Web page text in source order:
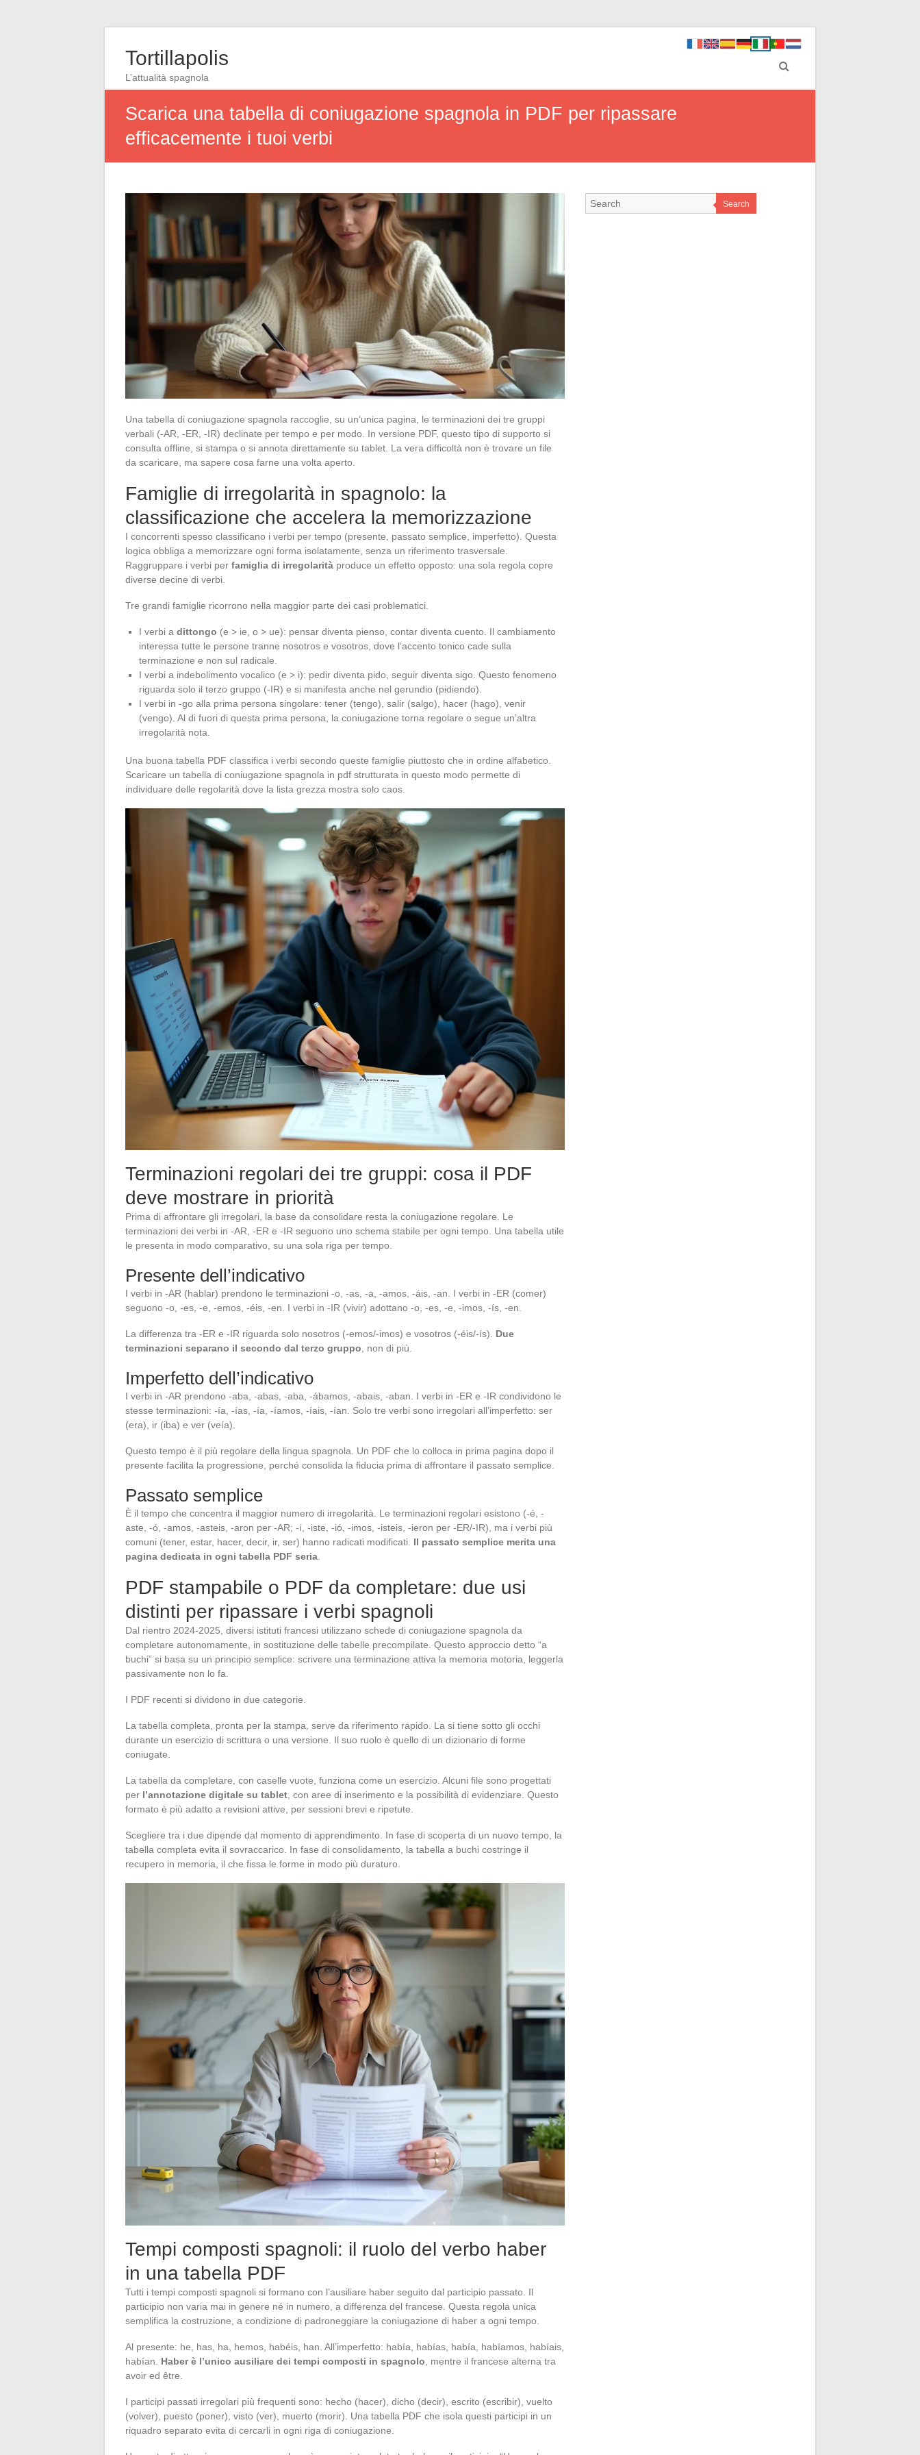
Tortillapolis
L’attualità spagnola
Scarica una tabella di coniugazione spagnola in PDF per ripassare
efficacemente i tuoi verbi
Una tabella di coniugazione spagnola raccoglie, su un’unica pagina, le terminazioni dei tre gruppi
verbali (-AR, -ER, -IR) declinate per tempo e per modo. In versione PDF, questo tipo di supporto si
consulta offline, si stampa o si annota direttamente su tablet. La vera difficoltà non è trovare un file
da scaricare, ma sapere cosa farne una volta aperto.
Famiglie di irregolarità in spagnolo: la
classificazione che accelera la memorizzazione
I concorrenti spesso classificano i verbi per tempo (presente, passato semplice, imperfetto). Questa
logica obbliga a memorizzare ogni forma isolatamente, senza un riferimento trasversale.
Raggruppare i verbi per famiglia di irregolarità produce un effetto opposto: una sola regola copre
diverse decine di verbi.
Tre grandi famiglie ricorrono nella maggior parte dei casi problematici.
I verbi a dittongo (e > ie, o > ue): pensar diventa pienso, contar diventa cuento. Il cambiamento
interessa tutte le persone tranne nosotros e vosotros, dove l’accento tonico cade sulla
terminazione e non sul radicale.
I verbi a indebolimento vocalico (e > i): pedir diventa pido, seguir diventa sigo. Questo fenomeno
riguarda solo il terzo gruppo (-IR) e si manifesta anche nel gerundio (pidiendo).
I verbi in -go alla prima persona singolare: tener (tengo), salir (salgo), hacer (hago), venir
(vengo). Al di fuori di questa prima persona, la coniugazione torna regolare o segue un’altra
irregolarità nota.
Una buona tabella PDF classifica i verbi secondo queste famiglie piuttosto che in ordine alfabetico.
Scaricare un tabella di coniugazione spagnola in pdf strutturata in questo modo permette di
individuare delle regolarità dove la lista grezza mostra solo caos.
Terminazioni regolari dei tre gruppi: cosa il PDF
deve mostrare in priorità
Prima di affrontare gli irregolari, la base da consolidare resta la coniugazione regolare. Le
terminazioni dei verbi in -AR, -ER e -IR seguono uno schema stabile per ogni tempo. Una tabella utile
le presenta in modo comparativo, su una sola riga per tempo.
Presente dell’indicativo
I verbi in -AR (hablar) prendono le terminazioni -o, -as, -a, -amos, -áis, -an. I verbi in -ER (comer)
seguono -o, -es, -e, -emos, -éis, -en. I verbi in -IR (vivir) adottano -o, -es, -e, -imos, -ís, -en.
La differenza tra -ER e -IR riguarda solo nosotros (-emos/-imos) e vosotros (-éis/-ís). Due
terminazioni separano il secondo dal terzo gruppo, non di più.
Imperfetto dell’indicativo
I verbi in -AR prendono -aba, -abas, -aba, -ábamos, -abais, -aban. I verbi in -ER e -IR condividono le
stesse terminazioni: -ía, -ías, -ía, -íamos, -íais, -ían. Solo tre verbi sono irregolari all’imperfetto: ser
(era), ir (iba) e ver (veía).
Questo tempo è il più regolare della lingua spagnola. Un PDF che lo colloca in prima pagina dopo il
presente facilita la progressione, perché consolida la fiducia prima di affrontare il passato semplice.
Passato semplice
È il tempo che concentra il maggior numero di irregolarità. Le terminazioni regolari esistono (-é, -
aste, -ó, -amos, -asteis, -aron per -AR; -í, -iste, -ió, -imos, -isteis, -ieron per -ER/-IR), ma i verbi più
comuni (tener, estar, hacer, decir, ir, ser) hanno radicati modificati. Il passato semplice merita una
pagina dedicata in ogni tabella PDF seria.
PDF stampabile o PDF da completare: due usi
distinti per ripassare i verbi spagnoli
Dal rientro 2024-2025, diversi istituti francesi utilizzano schede di coniugazione spagnola da
completare autonomamente, in sostituzione delle tabelle precompilate. Questo approccio detto “a
buchi” si basa su un principio semplice: scrivere una terminazione attiva la memoria motoria, leggerla
passivamente non lo fa.
I PDF recenti si dividono in due categorie.
La tabella completa, pronta per la stampa, serve da riferimento rapido. La si tiene sotto gli occhi
durante un esercizio di scrittura o una versione. Il suo ruolo è quello di un dizionario di forme
coniugate.
La tabella da completare, con caselle vuote, funziona come un esercizio. Alcuni file sono progettati
per l’annotazione digitale su tablet, con aree di inserimento e la possibilità di evidenziare. Questo
formato è più adatto a revisioni attive, per sessioni brevi e ripetute.
Scegliere tra i due dipende dal momento di apprendimento. In fase di scoperta di un nuovo tempo, la
tabella completa evita il sovraccarico. In fase di consolidamento, la tabella a buchi costringe il
recupero in memoria, il che fissa le forme in modo più duraturo.
Tempi composti spagnoli: il ruolo del verbo haber
in una tabella PDF
Tutti i tempi composti spagnoli si formano con l’ausiliare haber seguito dal participio passato. Il
participio non varia mai in genere né in numero, a differenza del francese. Questa regola unica
semplifica la costruzione, a condizione di padroneggiare la coniugazione di haber a ogni tempo.
Al presente: he, has, ha, hemos, habéis, han. All’imperfetto: había, habías, había, habíamos, habíais,
habían. Haber è l’unico ausiliare dei tempi composti in spagnolo , mentre il francese alterna tra
avoir ed être.
I participi passati irregolari più frequenti sono: hecho (hacer), dicho (decir), escrito (escribir), vuelto
(volver), puesto (poner), visto (ver), muerto (morir). Una tabella PDF che isola questi participi in un
riquadro separato evita di cercarli in ogni riga di coniugazione.
Search